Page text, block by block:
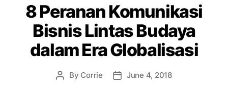
8 Peranan Komunikasi
Bisnis Lintas Budaya
dalam Era Globalisasi
Post
By Corrie
PostJune 4, 2018